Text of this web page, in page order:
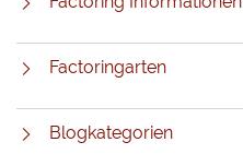
Factoringarten
Blogkategorien